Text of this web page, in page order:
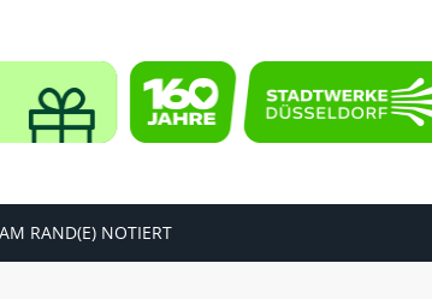
AM RAND(E) NOTIERT